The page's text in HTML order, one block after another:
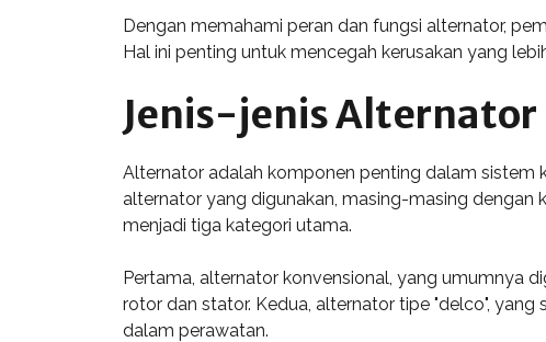
Dengan memahami peran dan fungsi alternator,
Hal ini penting untuk mencegah kerusakan yang
Jenis-jenis Alternator
Alternator adalah komponen penting dalam sistem
alternator yang digunakan, masing-masing dengan
menjadi tiga kategori utama.
Pertama, alternator konvensional, yang umumnya
rotor dan stator. Kedua, alternator tipe "delco",
dalam perawatan.